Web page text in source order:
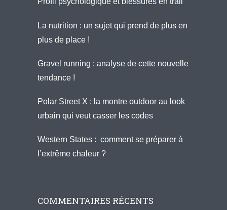
La nutrition : un sujet qui prend de plus en
plus de place !
Gravel running : analyse de cette nouvelle
tendance !
Polar Street X : la montre outdoor au look
urbain qui veut casser les codes
Western States : comment se préparer à
l’extrême chaleur ?
COMMENTAIRES RÉCENTS